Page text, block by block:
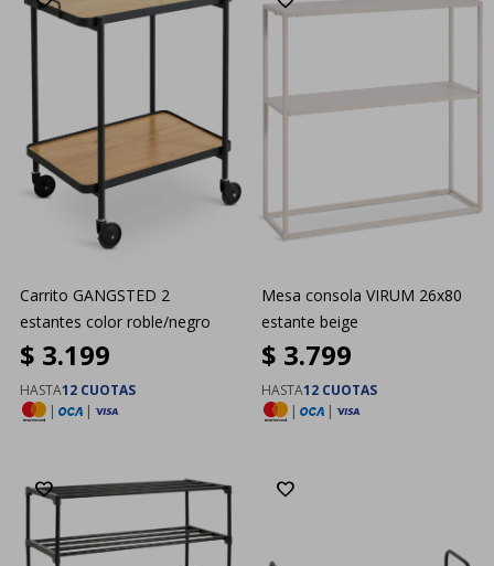
Carrito GANGSTED 2
estantes color roble/negro
$ 3.199
HASTA12 CUOTAS
|
|
Mesa consola VIRUM 26x80
estante beige
$ 3.799
HASTA12 CUOTAS
|
|